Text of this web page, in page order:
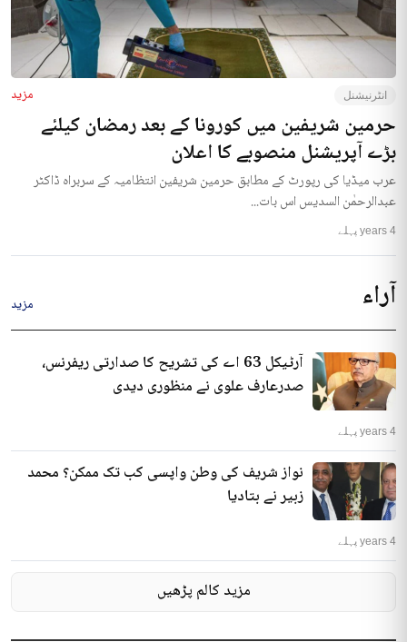
انٹرنیشنل مزید
حرمین شریفین میں کورونا کے بعد رمضان کیلئے
بڑے آپریشنل منصوبے کا اعلان
عرب میڈیا کی رپورٹ کے مطابق حرمین شریفین انتظامیہ کے سربراہ ڈاکٹر
عبدالرحمٰن السدیس اس بات...
4 years پہلے
آراء مزید
آرٹیکل 63 اے کی تشریح کا صدارتی ریفرنس،
صدرعارف علوی نے منظوری دیدی
4 years پہلے
نواز شریف کی وطن واپسی کب تک ممکن؟ محمد
زبیر نے بتادیا
4 years پہلے
مزید کالم پڑھیں